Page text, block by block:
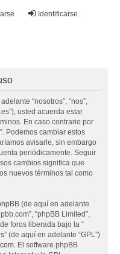
Identificarse
“nosotros”, “nos”,
usted acuerda estar
En caso contrario por
Podemos cambiar estos
avisarle, sin embargo
periódicamente. Seguir
cambios significa que
nuevos términos tal como
(de aquí en adelante
“phpBB Limited”,
foros liberada bajo la “
” (de aquí en adelante “GPL”)
. El software phpBB